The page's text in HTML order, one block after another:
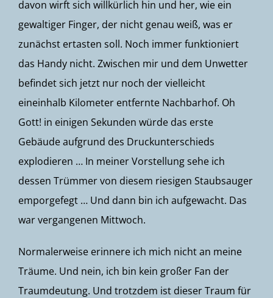
davon wirft sich willkürlich hin und her, wie ein
gewaltiger Finger, der nicht genau weiß, was er
zunächst ertasten soll. Noch immer funktioniert
das Handy nicht. Zwischen mir und dem Unwetter
befindet sich jetzt nur noch der vielleicht
eineinhalb Kilometer entfernte Nachbarhof. Oh
Gott! in einigen Sekunden würde das erste
Gebäude aufgrund des Druckunterschieds
explodieren … In meiner Vorstellung sehe ich
dessen Trümmer von diesem riesigen Staubsauger
emporgefegt … Und dann bin ich aufgewacht. Das
war vergangenen Mittwoch.
Normalerweise erinnere ich mich nicht an meine
Träume. Und nein, ich bin kein großer Fan der
Traumdeutung. Und trotzdem ist dieser Traum für